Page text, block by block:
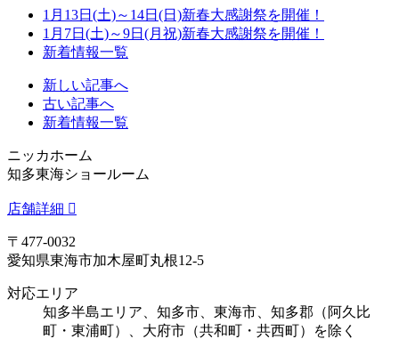
1月13日(土)～14日(日)新春大感謝祭を開催！
1月7日(土)～9日(月祝)新春大感謝祭を開催！
新着情報一覧
新しい記事へ
古い記事へ
新着情報一覧
ニッカホーム
知多東海ショールーム
店舗詳細
〒477-0032
愛知県東海市加木屋町丸根12-5
対応エリア
知多半島エリア、知多市、東海市、知多郡（阿久比
町・東浦町）、大府市（共和町・共西町）を除く